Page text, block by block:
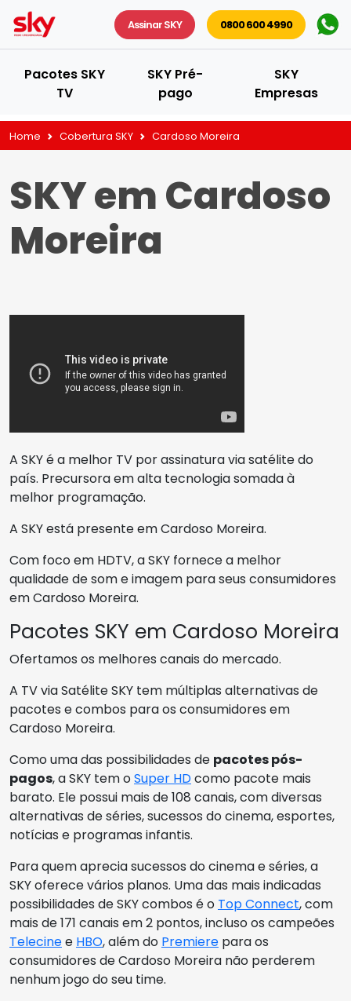
Assinar SKY 0800 600 4990
Pacotes SKY
TV
SKY Pré-
pago
SKY
Empresas
Home Cobertura SKY Cardoso Moreira
SKY em Cardoso
Moreira
A SKY é a melhor TV por assinatura via satélite do
país. Precursora em alta tecnologia somada à
melhor programação.
A SKY está presente em Cardoso Moreira.
Com foco em HDTV, a SKY fornece a melhor
qualidade de som e imagem para seus consumidores
em Cardoso Moreira.
Pacotes SKY em Cardoso Moreira
Ofertamos os melhores canais do mercado.
A TV via Satélite SKY tem múltiplas alternativas de
pacotes e combos para os consumidores em
Cardoso Moreira.
Como uma das possibilidades de pacotes pós-
pagos, a SKY tem oSuper HDcomo pacote mais
barato. Ele possui mais de 108 canais, com diversas
alternativas de séries, sucessos do cinema, esportes,
notícias e programas infantis.
Para quem aprecia sucessos do cinema e séries, a
SKY oferece vários planos. Uma das mais indicadas
possibilidades de SKY combos é o Top Connect, com
mais de 171 canais em 2 pontos, incluso os campeões
Telecinee HBO, além do Premiere para os
consumidores de Cardoso Moreira não perderem
nenhum jogo do seu time.